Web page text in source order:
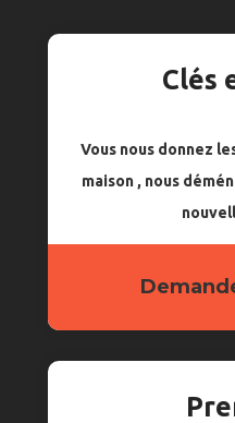
Clés
Vous nous donnez
maison , nous